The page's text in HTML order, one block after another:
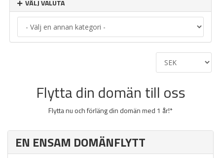
VÄLJ VALUTA
Flytta din domän till oss
Flytta nu och förläng din domän med 1 år!*
EN ENSAM DOMÄNFLYTT